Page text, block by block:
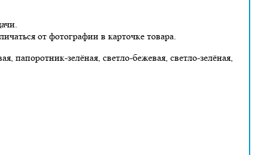
от фотографии в карточке товара.
папоротник-зелёная, светло-бежевая, светло-зелёная,